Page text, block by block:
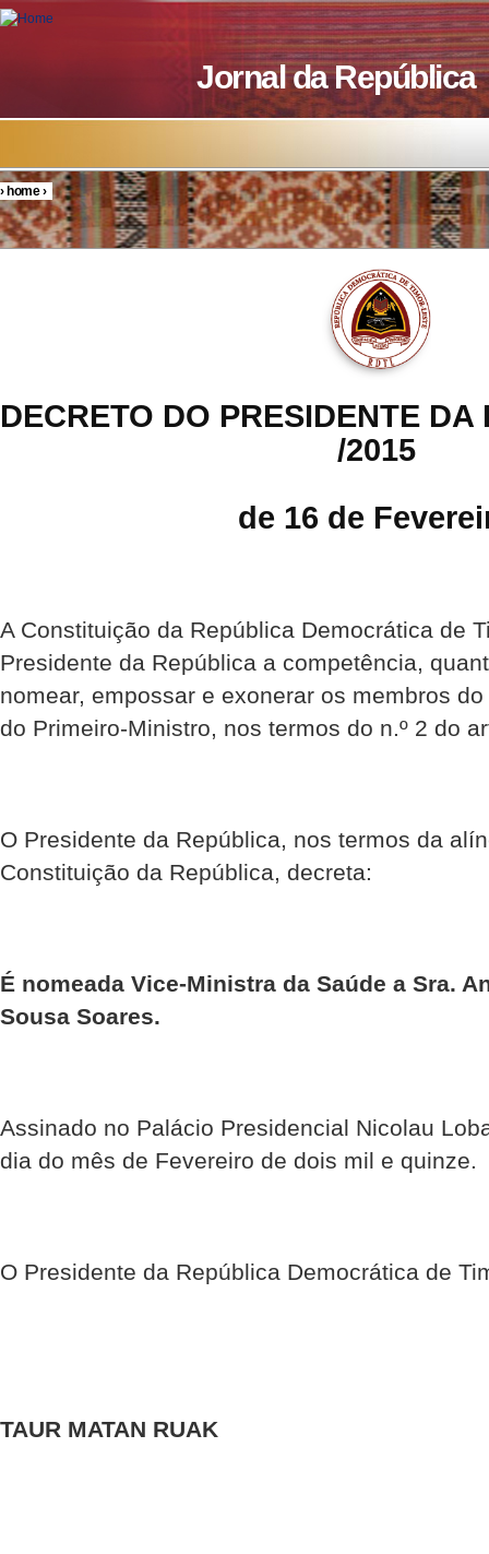
Skip to main content
Jornal da República
You are here
›home›
DECRETO DO PRESIDENTE DA
/2015
de 16 de
A Constituição da República Democrática de
Presidente da República a competência,
nomear, empossar e exonerar os membros
do Primeiro-Ministro, nos termos do n.º 2 do
O Presidente da República, nos termos da
Constituição da República, decreta:
É nomeada Vice-Ministra da Saúde a Sra.
Sousa Soares.
Assinado no Palácio Presidencial Nicolau
dia do mês de Fevereiro de dois mil e quinze.
O Presidente da República Democrática de
TAUR MATAN RUAK